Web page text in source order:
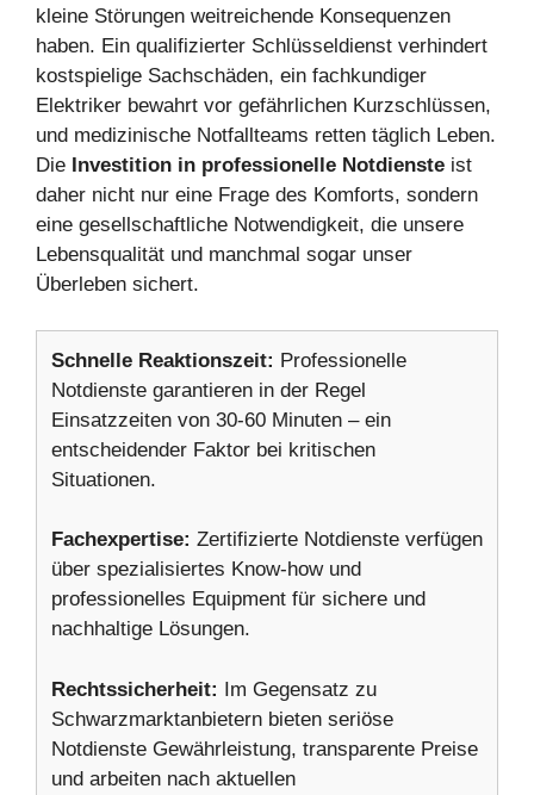
kleine Störungen weitreichende Konsequenzen
haben. Ein qualifizierter Schlüsseldienst verhindert
kostspielige Sachschäden, ein fachkundiger
Elektriker bewahrt vor gefährlichen Kurzschlüssen,
und medizinische Notfallteams retten täglich Leben.
Die Investition in professionelle Notdienste ist
daher nicht nur eine Frage des Komforts, sondern
eine gesellschaftliche Notwendigkeit, die unsere
Lebensqualität und manchmal sogar unser
Überleben sichert.
Schnelle Reaktionszeit: Professionelle
Notdienste garantieren in der Regel
Einsatzzeiten von 30-60 Minuten – ein
entscheidender Faktor bei kritischen
Situationen.
Fachexpertise: Zertifizierte Notdienste verfügen
über spezialisiertes Know-how und
professionelles Equipment für sichere und
nachhaltige Lösungen.
Rechtssicherheit: Im Gegensatz zu
Schwarzmarktanbietern bieten seriöse
Notdienste Gewährleistung, transparente Preise
und arbeiten nach aktuellen